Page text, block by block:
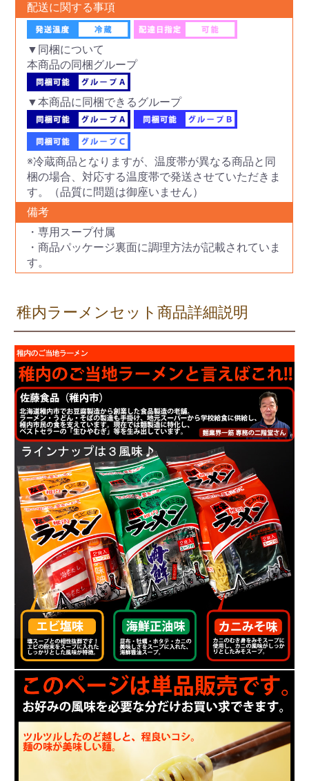
配送に関する事項
▼同梱について
本商品の同梱グループ
▼本商品に同梱できるグループ
※冷蔵商品となりますが、温度帯が異なる商品と同
梱の場合、対応する温度帯で発送させていただきま
す。（品質に問題は御座いません）
備考
・専用スープ付属
・商品パッケージ裏面に調理方法が記載されていま
す。
稚内ラーメンセット商品詳細説明